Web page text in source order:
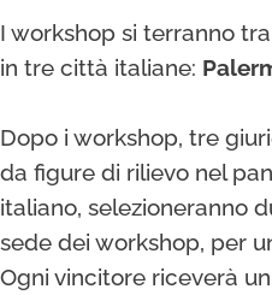
I workshop si terranno
in tre città italiane:
Dopo i workshop, tre
da figure di rilievo nel
italiano, selezioneranno
sede dei workshop, per
Ogni vincitore riceverà